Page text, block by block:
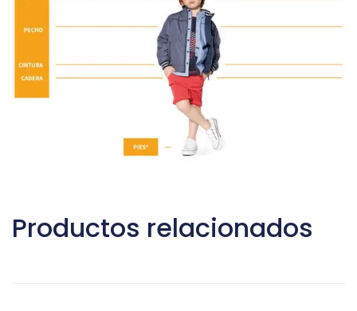
Productos relacionados